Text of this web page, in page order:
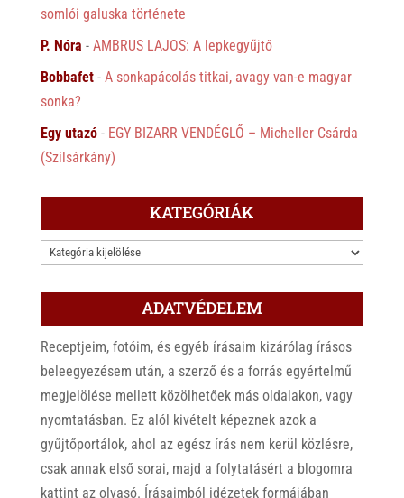
somlói galuska története
P. Nóra - AMBRUS LAJOS: A lepkegyűjtő
Bobbafet- A sonkapácolás titkai, avagy van-e magyar
sonka?
Egy utazó- EGY BIZARR VENDÉGLŐ – Micheller Csárda
(Szilsárkány)
KATEGÓRIÁK
KATEGÓRIÁK
ADATVÉDELEM
Receptjeim, fotóim, és egyéb írásaim kizárólag írásos
beleegyezésem után, a szerző és a forrás egyértelmű
megjelölése mellett közölhetőek más oldalakon, vagy
nyomtatásban. Ez alól kivételt képeznek azok a
gyűjtőportálok, ahol az egész írás nem kerül közlésre,
csak annak első sorai, majd a folytatásért a blogomra
kattint az olvasó. Írásaimból idézetek formájában